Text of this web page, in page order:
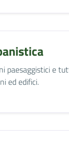
paesaggistici e
ed edifici.